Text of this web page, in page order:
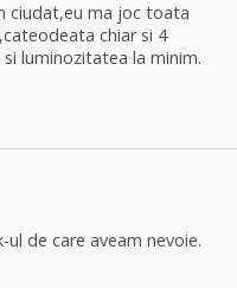
ciudat,eu ma joc toata
chiar si 4
luminozitatea la minim.
de care aveam nevoie.